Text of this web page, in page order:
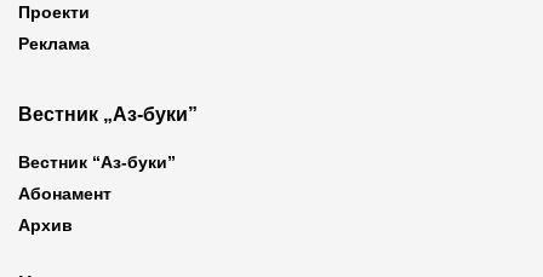
Проекти
Реклама
Вестник „Аз-буки”
Вестник “Аз-буки”
Абонамент
Архив